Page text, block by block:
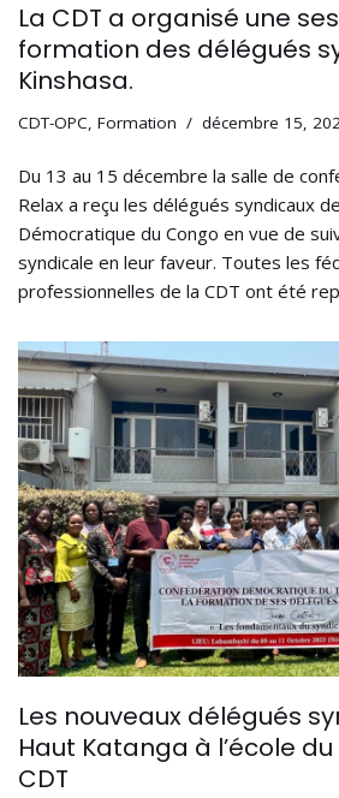
La CDT a organisé une
formation des délégués
Kinshasa.
CDT-OPC, Formation décembre 15,
Du 13 au 15 décembre la salle de
Relax a reçu les délégués syndicaux
Démocratique du Congo en vue de
syndicale en leur faveur. Toutes les
professionnelles de la CDT ont été
Les nouveaux délégués
Haut Katanga à l’école
CDT